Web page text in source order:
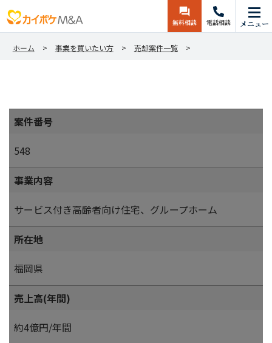
無料相談 電話相談 メニュー
ホーム 事業を買いたい方 売却案件一覧
案件番号
548
事業内容
サービス付き高齢者向け住宅、グループホーム
所在地
福岡県
売上高(年間)
約4億円/年間